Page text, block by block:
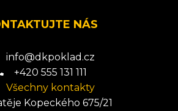
NÁS
info@dkpoklad.cz
+420 555 131 111
Všechny kontakty
Kopeckého 675/21